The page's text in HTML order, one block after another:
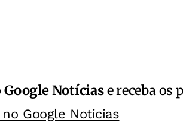
Google Notíciase receba os
no Google Noticias